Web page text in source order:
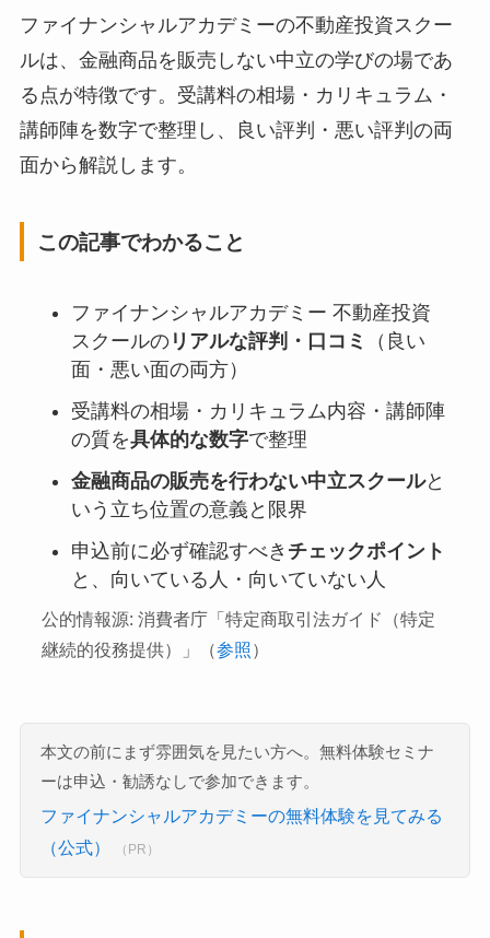
ファイナンシャルアカデミーの不動産投資スクー
ルは、金融商品を販売しない中立の学びの場であ
る点が特徴です。受講料の相場・カリキュラム・
講師陣を数字で整理し、良い評判・悪い評判の両
面から解説します。
この記事でわかること
ファイナンシャルアカデミー 不動産投資
スクールのリアルな評判・口コミ
（良い
面・悪い面の両方）
受講料の相場・カリキュラム内容・講師陣
の質を具体的な数字で整理
金融商品の販売を行わない中立スクールと
いう立ち位置の意義と限界
申込前に必ず確認すべき チェックポイント
と、向いている人・向いていない人
公的情報源: 消費者庁「特定商取引法ガイド（特定
継続的役務提供）」（参照）
本文の前にまず雰囲気を見たい方へ。無料体験セミナ
ーは申込・勧誘なしで参加できます。
ファイナンシャルアカデミーの無料体験を見てみる
（公式）
（PR）